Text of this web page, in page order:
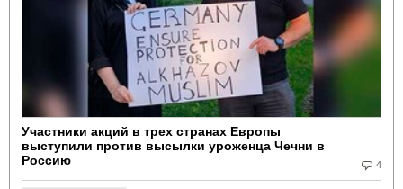
4
Участники акций в трех странах Европы
выступили против высылки уроженца Чечни в
Россию